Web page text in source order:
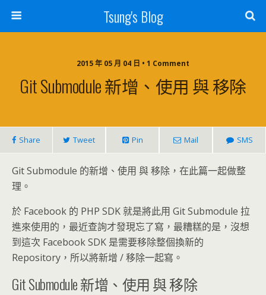
Tsung's Blog
2015 年 05 月 04 日 • 1 Comment
Git Submodule 新增、使用 與 移除
Share Tweet Pin Mail SMS
Git Submodule 的新增、使用 與 移除，在此篇一起做整
理。
於 Facebook 的 PHP SDK 就是將此用 Git Submodule 拉
進來使用的，最近查詢才發現忘了寫，最糟糕的是，沒想
到這次 Facebook SDK 是需要移除整個換新的
Repository，所以將新增 / 移除一起寫。
Git Submodule 新增、使用 與 移除